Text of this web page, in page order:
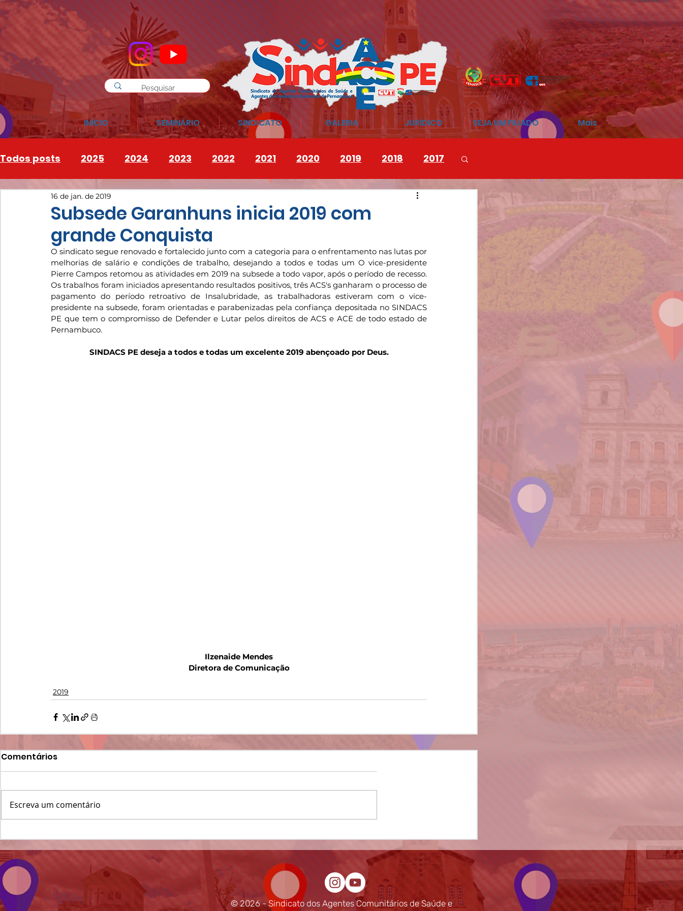
INÍCIO SEMINÁRIO SINDICATO GALERIA JURÍDICO SEJA UM FILIADO Mais
Todos posts 2025 2024 2023 2022 2021 2020 2019 2018 2017
INSTAGRAM 2026
Subsede Garanhuns inicia 2019 com
grande Conquista
16 de jan. de 2019
O sindicato segue renovado e fortalecido junto com a categoria para o enfrentamento nas lutas por
melhorias de salário e condições de trabalho, desejando a todos e todas um O vice-presidente
Pierre Campos retomou as atividades em 2019 na subsede a todo vapor, após o período de recesso.
Os trabalhos foram iniciados apresentando resultados positivos, três ACS's ganharam o processo de
pagamento do período retroativo de Insalubridade, as trabalhadoras estiveram com o vice-
presidente na subsede, foram orientadas e parabenizadas pela confiança depositada no SINDACS
PE que tem o compromisso de Defender e Lutar pelos direitos de ACS e ACE de todo estado de
Pernambuco.
SINDACS PE deseja a todos e todas um excelente 2019 abençoado por Deus.
Ilzenaide Mendes
Diretora de Comunicação
2019
Comentários
Escreva um comentário
© 2026 - Sindicato dos Agentes Comunitários de Saúde e